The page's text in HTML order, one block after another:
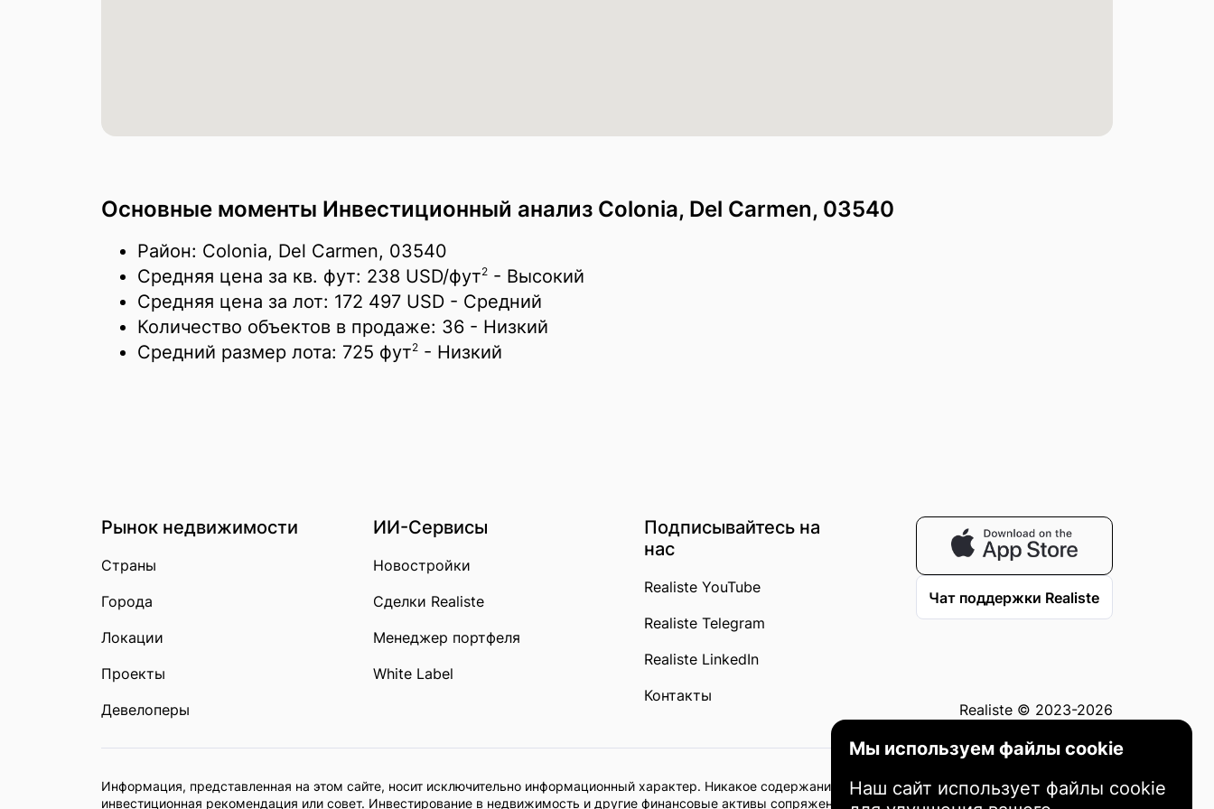
Мы используем файлы cookie
Наш сайт использует файлы cookie
Основные моменты Инвестиционный анализ Colonia, Del Carmen, 03540
Район: Colonia, Del Carmen, 03540
Средняя цена за кв. фут: 238 USD/фут2 - Высокий
Средняя цена за лот: 172 497 USD - Средний
Количество объектов в продаже: 36 - Низкий
Средний размер лота: 725 фут2 - Низкий
Рынок недвижимости
Страны
Города
Локации
Проекты
Девелоперы
ИИ-Сервисы
Новостройки
Сделки Realiste
Менеджер портфеля
White Label
Подписывайтесь на
нас
Realiste YouTube
Realiste Telegram
Realiste LinkedIn
Контакты
Чат поддержки Realiste
Realiste © 2023-2026
Информация, представленная на этом сайте, носит исключительно информационный характер. Никакое содержание не должно рассматриваться как
инвестиционная рекомендация или совет. Инвестирование в недвижимость и другие финансовые активы сопряжено с рисками, и все инвестиционные